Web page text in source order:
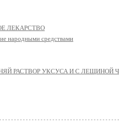
ЛЕКАРСТВО
народными средствами
РАСТВОР УКСУСА И С ЛЕЩИНОЙ